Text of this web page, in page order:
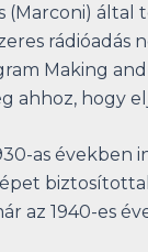
(Marconi)
Making
ahhoz, hogy
as
az 1940-es